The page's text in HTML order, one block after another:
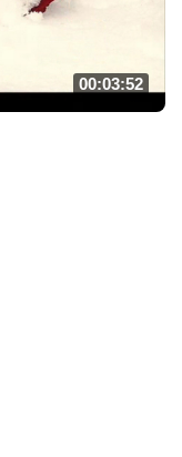
00:03:52